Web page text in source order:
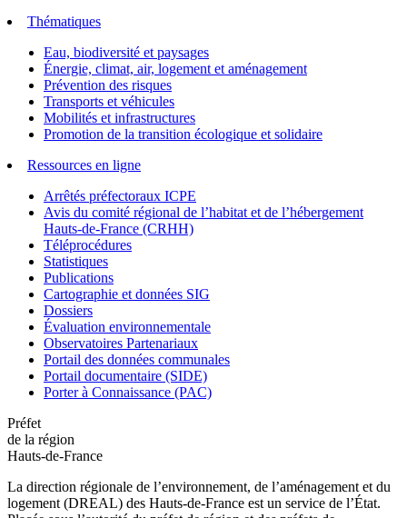
Thématiques
Eau, biodiversité et paysages
Énergie, climat, air, logement et aménagement
Prévention des risques
Transports et véhicules
Mobilités et infrastructures
Promotion de la transition écologique et solidaire
Ressources en ligne
Arrêtés préfectoraux ICPE
Avis du comité régional de l’habitat et de l’hébergement
Hauts-de-France (CRHH)
Téléprocédures
Statistiques
Publications
Cartographie et données SIG
Dossiers
Évaluation environnementale
Observatoires Partenariaux
Portail des données communales
Portail documentaire (SIDE)
Porter à Connaissance (PAC)
Préfet
de la région
Hauts-de-France
La direction régionale de l’environnement, de l’aménagement et du
logement (DREAL) des Hauts-de-France est un service de l’État.